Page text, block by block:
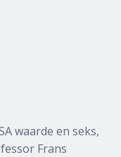
waarde en seks,
Frans